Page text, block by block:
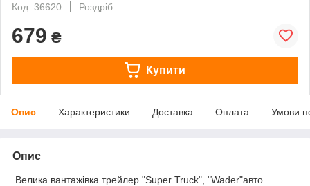
Код: 36620
Роздріб
679 ₴
Купити
Опис Характеристики Доставка Оплата Умови
Опис
Велика вантажівка трейлер "Super Truck", "Wader"авто